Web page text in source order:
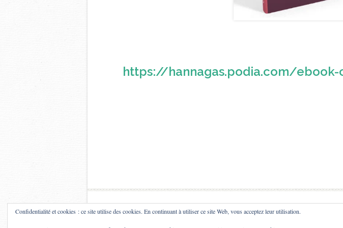
https://hannagas.podia.com/
Confidentialité et cookies : ce site utilise des cookies. En continuant à utiliser ce site Web, vous acceptez leur utilisation.